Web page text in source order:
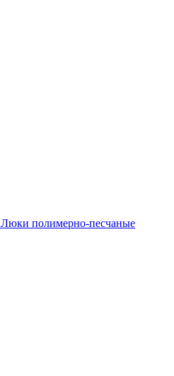
Люки полимерно-песчаные